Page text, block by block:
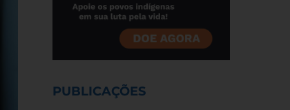
PUBLICAÇÕES